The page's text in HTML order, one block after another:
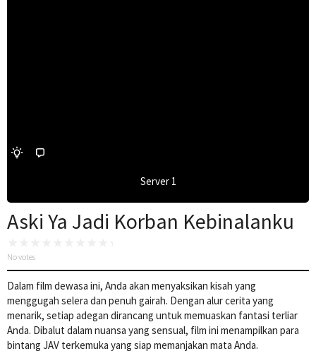
Server 1
Aski Ya Jadi Korban Kebinalanku
No votes
Dalam film dewasa ini, Anda akan menyaksikan kisah yang
menggugah selera dan penuh gairah. Dengan alur cerita yang
menarik, setiap adegan dirancang untuk memuaskan fantasi terliar
Anda. Dibalut dalam nuansa yang sensual, film ini menampilkan para
bintang JAV terkemuka yang siap memanjakan mata Anda.